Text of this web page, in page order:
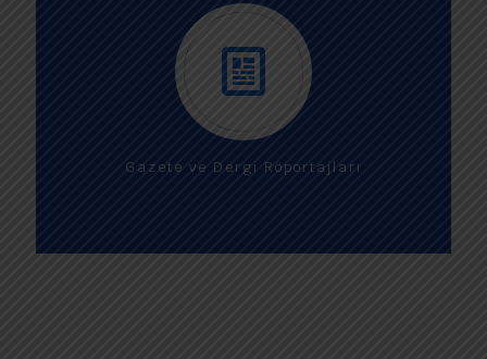
Gazete ve Dergi Röportajları